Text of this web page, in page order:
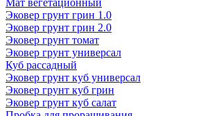
Мат вегетационный
Эковер грунт грин 1.0
Эковер грунт грин 2.0
Эковер грунт томат
Эковер грунт универсал
Куб рассадный
Эковер грунт куб универсал
Эковер грунт куб грин
Эковер грунт куб салат